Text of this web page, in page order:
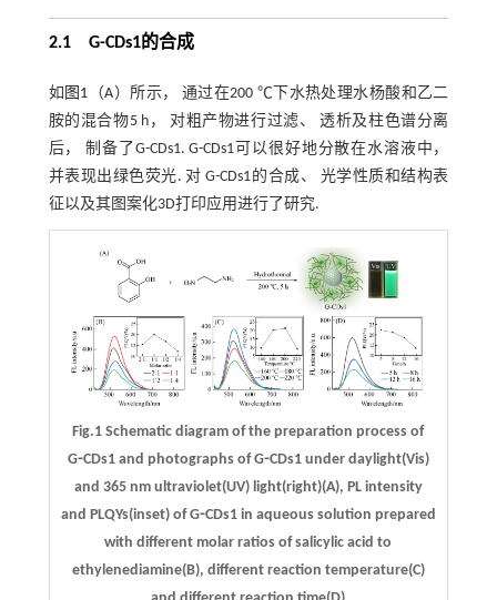
2.1 G-CDs1的合成
如 图1 （A）所示， 通过在200 ℃下水热处理水杨酸和乙二
胺的混合物5 h， 对粗产物进行过滤、 透析及柱色谱分离
后， 制备了G-CDs1. G-CDs1可以很好地分散在水溶液中，
并表现出绿色荧光. 对 G-CDs1的合成、 光学性质和结构表
征以及其图案化3D打印应用进行了研究.
Fig.1 Schematic diagram of the preparation process of
G⁃CDs1 and photographs of G⁃CDs1 under daylight(Vis)
and 365 nm ultraviolet(UV) light(right)(A), PL intensity
and PLQYs(inset) of G⁃CDs1 in aqueous solution prepared
with different molar ratios of salicylic acid to
ethylenediamine(B), different reaction temperature(C)